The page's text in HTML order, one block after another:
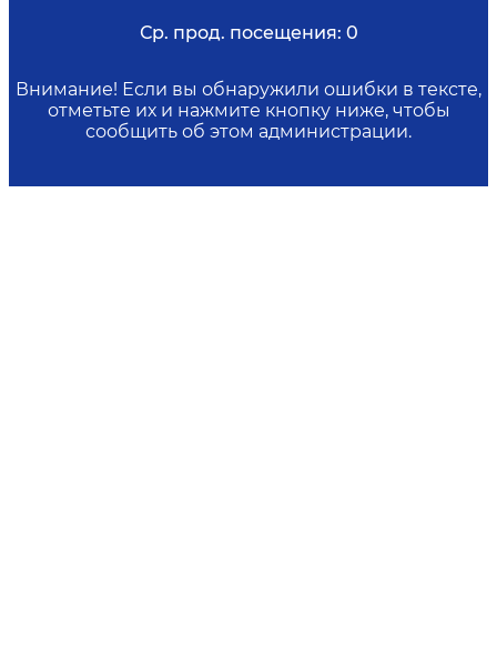
Ср. прод. посещения: 0
Внимание! Если вы обнаружили ошибки в тексте,
отметьте их и нажмите кнопку ниже, чтобы
сообщить об этом администрации.